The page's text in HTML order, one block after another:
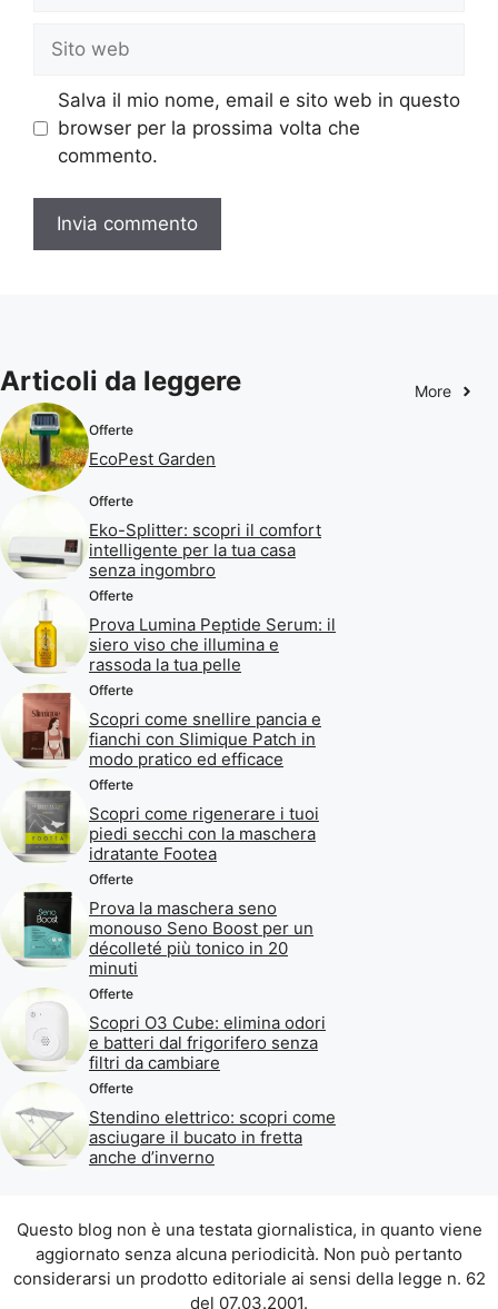
web
Salva il mio nome, email e sito web in questo
browser per la prossima volta che
commento.
Articoli da leggere More
Offerte
EcoPest Garden
Offerte
Eko-Splitter: scopri il comfort
intelligente per la tua casa
senza ingombro
Offerte
Prova Lumina Peptide Serum: il
siero viso che illumina e
rassoda la tua pelle
Offerte
Scopri come snellire pancia e
fianchi con Slimique Patch in
modo pratico ed efficace
Offerte
Scopri come rigenerare i tuoi
piedi secchi con la maschera
idratante Footea
Offerte
Prova la maschera seno
monouso Seno Boost per un
décolleté più tonico in 20
minuti
Offerte
Scopri O3 Cube: elimina odori
e batteri dal frigorifero senza
filtri da cambiare
Offerte
Stendino elettrico: scopri come
asciugare il bucato in fretta
anche d’inverno
Questo blog non è una testata giornalistica, in quanto viene
aggiornato senza alcuna periodicità. Non può pertanto
considerarsi un prodotto editoriale ai sensi della legge n. 62
del 07.03.2001.